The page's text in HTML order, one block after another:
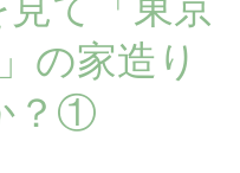
の家造り
？①